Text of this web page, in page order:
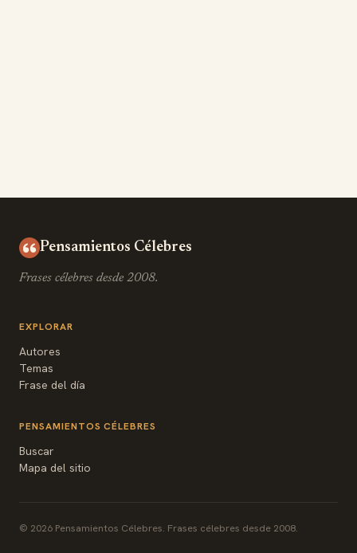
Pensamientos Célebres
Frases célebres desde 2008.
EXPLORAR
Autores
Temas
Frase del día
PENSAMIENTOS CÉLEBRES
Buscar
Mapa del sitio
© 2026 Pensamientos Célebres. Frases célebres desde 2008.